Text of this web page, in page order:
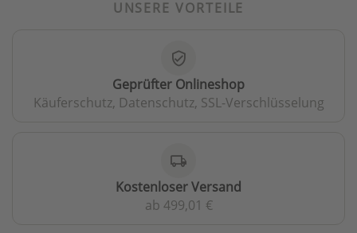
UNSERE VORTEILE
verified_user
Geprüfter Onlineshop
Käuferschutz, Datenschutz, SSL-Verschlüsselung
local_shipping
Kostenloser Versand
ab 499,01 €